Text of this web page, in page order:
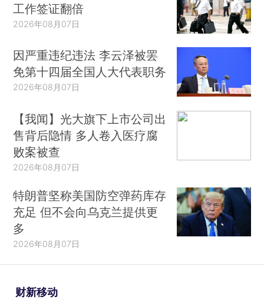
工作签证翻倍
2026年08月07日
因严重违纪违法 李云泽被罢
免第十四届全国人大代表职务
2026年08月07日
【我闻】光大旗下上市公司出
售背后隐情 多人卷入医疗腐
败案被查
2026年08月07日
特朗普坚称美国防空弹药库存
充足 但不会向乌克兰提供更
多
2026年08月07日
财新移动